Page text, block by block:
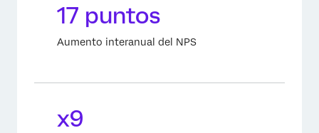
17 puntos
Aumento interanual del NPS
x9